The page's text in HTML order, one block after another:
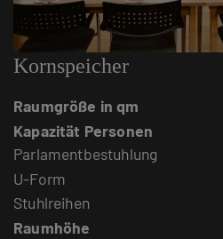
Kornspeicher
Raumgröße in qm
Kapazität Personen
Parlamentbestuhlung
U-Form
Stuhlreihen
Raumhöhe